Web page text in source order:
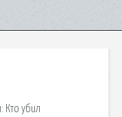
Кто убил